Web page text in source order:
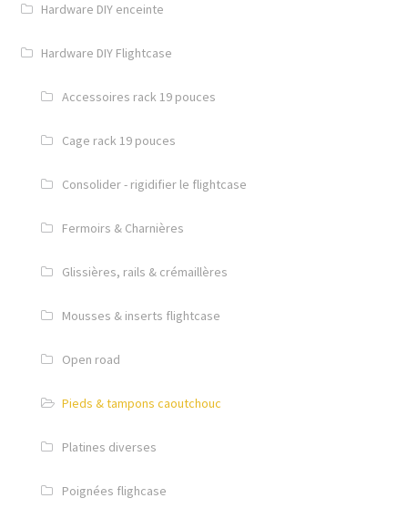
Hardware DIY enceinte
Hardware DIY Flightcase
Accessoires rack 19 pouces
Cage rack 19 pouces
Consolider - rigidifier le flightcase
Fermoirs & Charnières
Glissières, rails & crémaillères
Mousses & inserts flightcase
Open road
Pieds & tampons caoutchouc
Platines diverses
Poignées flighcase